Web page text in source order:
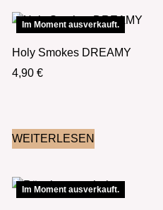
Im Moment ausverkauft.
Holy Smokes DREAMY
4,90 €
WEITERLESEN
Im Moment ausverkauft.